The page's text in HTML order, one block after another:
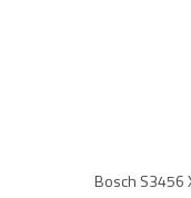
Bosch S3456